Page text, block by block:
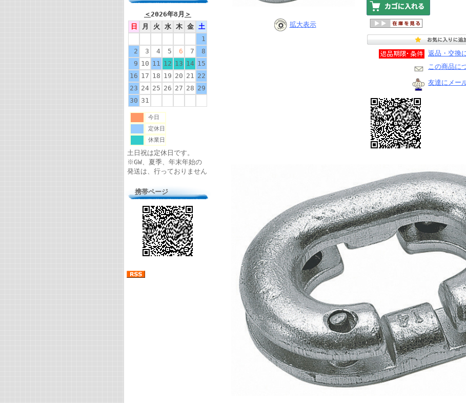
＜2026年8月 ＞
日
月 火 水 木 金
土
1
2
3 4 5 6 7
8
9 10 11 12 13 14 15
16 17 18 19 20 21 22
23 24 25 26 27 28 29
30 31
今日
定休日
休業日
土日祝は定休日です。
※GW、夏季、年末年始の
発送は、行っておりません
携帯ページ
拡大表示
返品・交換
この商品に
友達にメー